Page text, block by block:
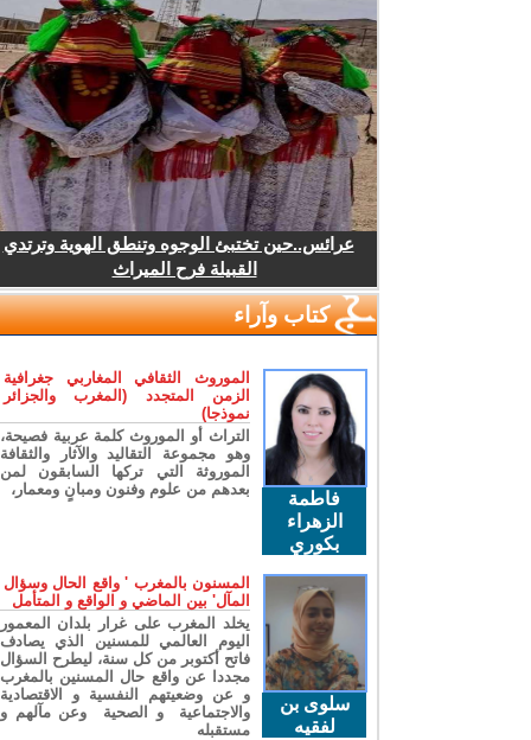
عرائس..حين تختبئ الوجوه وتنطق الهوية وترتدي
القبيلة فرح الميراث
كتاب وآراء
فاطمة
الزهراء
بكوري
الموروث الثقافي المغاربي جغرافية
الزمن المتجدد (المغرب والجزائر
نموذجا)
التراث أو الموروث كلمة عربية فصيحة،
وهو مجموعة التقاليد والآثار والثقافة
الموروثة التي تركها السابقون لمن
بعدهم من علوم وفنون ومبانٍ ومعمار،
سلوى بن
لفقيه
المسنون بالمغرب ' واقع الحال وسؤال
المآل' بين الماضي و الواقع و المتأمل
يخلد المغرب على غرار بلدان المعمور
اليوم العالمي للمسنين الذي يصادف
فاتح أكتوبر من كل سنة، ليطرح السؤال
مجددا عن واقع حال المسنين بالمغرب
و عن وضعيتهم النفسية و الاقتصادية
والاجتماعية و الصحية وعن مآلهم و
مستقبله